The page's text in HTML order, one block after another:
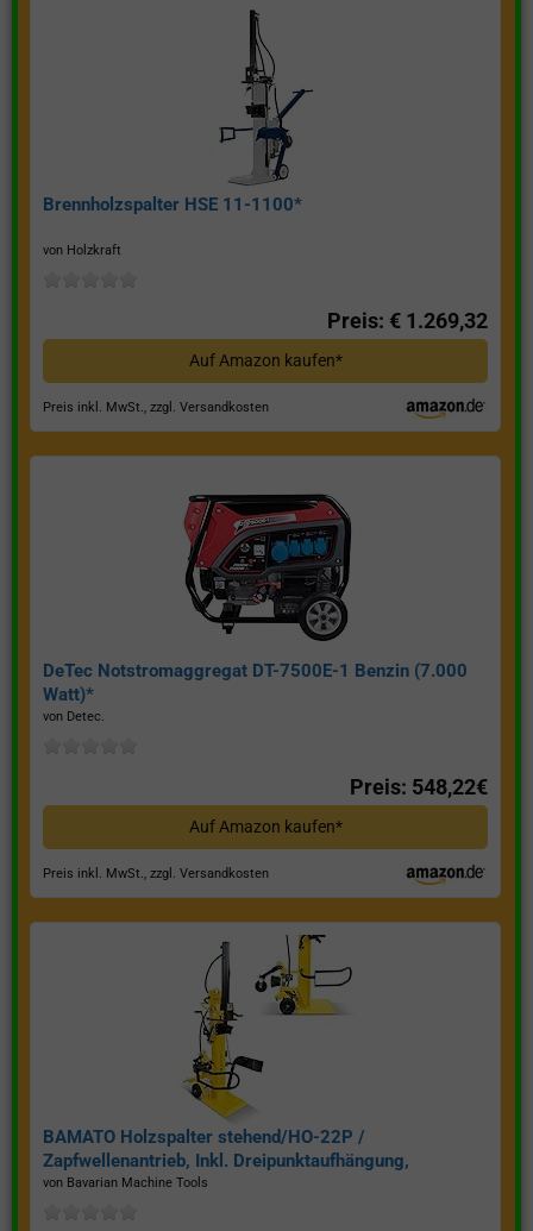
Brennholzspalter HSE 11-1100*
von Holzkraft
Preis: € 1.269,32
Auf Amazon kaufen*
Preis inkl. MwSt., zzgl. Versandkosten
DeTec Notstromaggregat DT-7500E-1 Benzin (7.000
Watt)*
von Detec.
Preis: 548,22€
Auf Amazon kaufen*
Preis inkl. MwSt., zzgl. Versandkosten
BAMATO Holzspalter stehend/HO-22P /
Zapfwellenantrieb, Inkl. Dreipunktaufhängung,
Spaltkraft 22 Tonnen*
von Bavarian Machine Tools